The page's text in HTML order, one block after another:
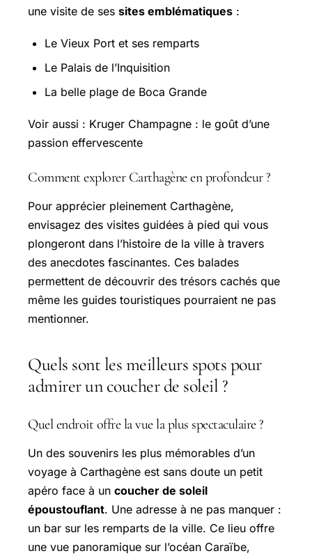
une visite de ses sites emblématiques :
Le Vieux Port et ses remparts
Le Palais de l’Inquisition
La belle plage de Boca Grande
Voir aussi : Kruger Champagne : le goût d’une
passion effervescente
Comment explorer Carthagène en profondeur ?
Pour apprécier pleinement Carthagène,
envisagez des visites guidées à pied qui vous
plongeront dans l’histoire de la ville à travers
des anecdotes fascinantes. Ces balades
permettent de découvrir des trésors cachés que
même les guides touristiques pourraient ne pas
mentionner.
Quels sont les meilleurs spots pour
admirer un coucher de soleil ?
Quel endroit offre la vue la plus spectaculaire ?
Un des souvenirs les plus mémorables d’un
voyage à Carthagène est sans doute un petit
apéro face à un coucher de soleil
époustouflant. Une adresse à ne pas manquer :
un bar sur les remparts de la ville. Ce lieu offre
une vue panoramique sur l’océan Caraïbe,